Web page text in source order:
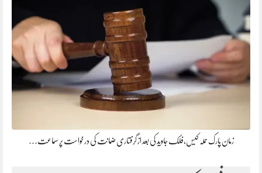
زمان پارک حملہ کیس،فلک جاوید کی بعد از گرفتاری ضمانت کی درخواست پر سماعت…